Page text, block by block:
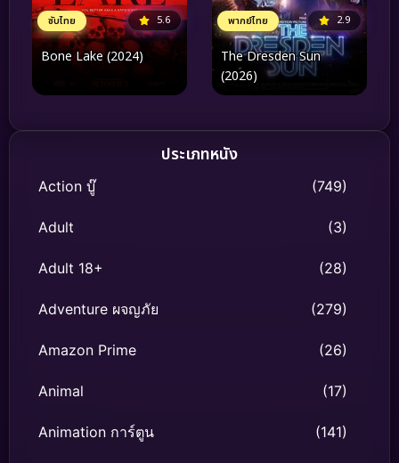
ซับไทย 5.6
Bone Lake (2024)
พากย์ไทย 2.9
The Dresden Sun
(2026)
ประเภทหนัง
Action บู๊ (749)
Adult (3)
Adult 18+ (28)
Adventure ผจญภัย (279)
Amazon Prime (26)
Animal (17)
Animation การ์ตูน (141)